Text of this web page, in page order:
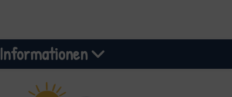
Informationen